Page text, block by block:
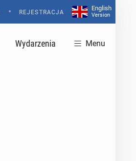
• REJESTRACJA
English
Version
Wydarzenia Menu